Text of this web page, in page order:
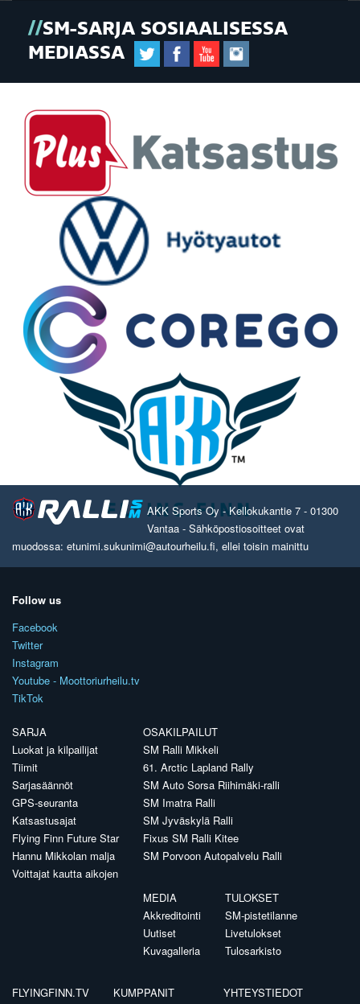
SM-SARJA SOSIAALISESSA
MEDIASSA
AKK Sports Oy - Kellokukantie 7 - 01300
Vantaa - Sähköpostiosoitteet ovat
muodossa: etunimi.sukunimi@autourheilu.fi, ellei toisin mainittu
Follow us
Facebook
Twitter
Instagram
Youtube - Moottoriurheilu.tv
TikTok
SARJA
Luokat ja kilpailijat
Tiimit
Sarjasäännöt
GPS-seuranta
Katsastusajat
Flying Finn Future Star
Hannu Mikkolan malja
Voittajat kautta aikojen
OSAKILPAILUT
SM Ralli Mikkeli
61. Arctic Lapland Rally
SM Auto Sorsa Riihimäki-ralli
SM Imatra Ralli
SM Jyväskylä Ralli
Fixus SM Ralli Kitee
SM Porvoon Autopalvelu Ralli
MEDIA
Akkreditointi
Uutiset
Kuvagalleria
TULOKSET
SM-pistetilanne
Livetulokset
Tulosarkisto
FLYINGFINN.TV
KUMPPANIT
YHTEYSTIEDOT